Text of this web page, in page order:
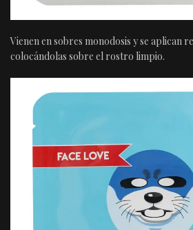
Vienen en sobres monodosis y se aplican
colocándolas sobre el rostro limpio.